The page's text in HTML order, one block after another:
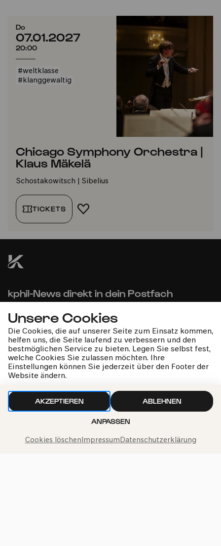
Unsere Cookies
Die Cookies, die auf unserer Seite zum Einsatz kommen,
helfen uns, die Seite laufend zu verbessern und den
bestmöglichen Service zu bieten. Legen Sie selbst fest,
welche Cookies Sie zulassen möchten. Ihre
Einstellungen können Sie jederzeit über den Footer der
Website ändern.
AKZEPTIEREN ABLEHNEN
ANPASSEN
Cookies löschenImpressumDatenschutzerklärung
Do
07.01.2027
20:00
#weltklasse
#klanggewaltig
Chicago Symphony Orchestra |
Klaus Mäkelä
Schostakowitsch | Sibelius
TICKETS FAVORIT HINZUFÜGEN
kphil-News direkt in dein Postfach
Wir gehen sorgfältig mit deinen Daten um. Mehr dazu in
unserenDatenschutzbestimmungen